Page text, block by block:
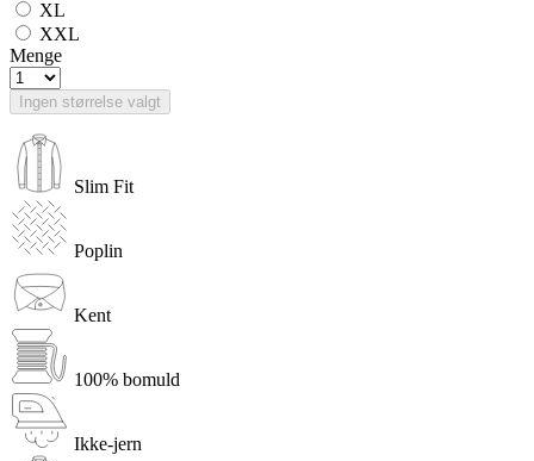
XL
XXL
Menge
Ingen størrelse valgt
Slim Fit
Poplin
Kent
100% bomuld
Ikke-jern